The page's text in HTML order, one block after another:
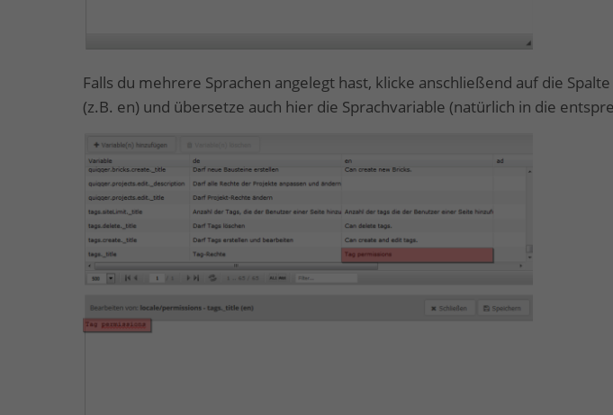
Falls du mehrere Sprachen angelegt hast, klicke anschließend auf die
(z.B. en) und übersetze auch hier die Sprachvariable (natürlich in die